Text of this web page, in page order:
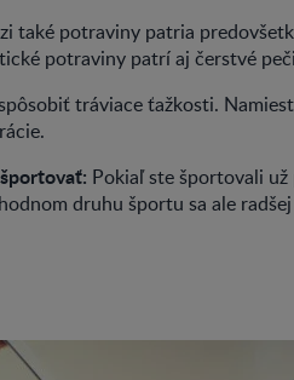
také potraviny patria
potraviny patrí aj čerstvé
tráviace ťažkosti.
Pokiaľ ste športovali už
druhu športu sa ale